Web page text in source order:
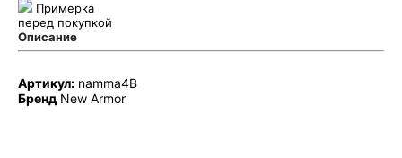
Примерка
перед покупкой
Описание
Артикул: namma4B
Бренд New Armor